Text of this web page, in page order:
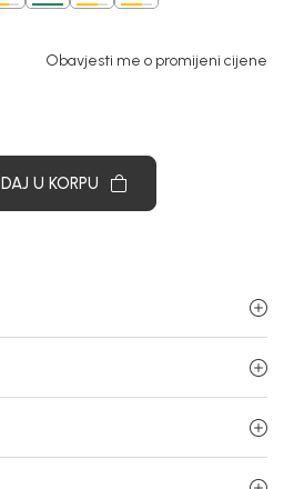
Obavjesti me o promijeni cijene
U KORPU